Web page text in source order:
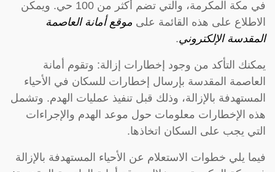
في مكة المكرمة، والتي تضم أكثر من 100 حي. ويمكن
الاطلاع على هذه القائمة على موقع أمانة العاصمة
المقدسة الإلكتروني.
يمكنك التأكد من وجود إخطارات إزالة: وتقوم أمانة
العاصمة المقدسة بإرسال إخطارات للسكان في الأحياء
المستهدفة بالإزالة، وذلك قبل تنفيذ عمليات الهدم. وتشمل
هذه الإخطارات معلومات حول موعد الهدم والإجراءات
التي يجب على السكان اتخاذها.
فيما يلي خطوات الاستعلام عن الأحياء المستهدفة بالإزالة